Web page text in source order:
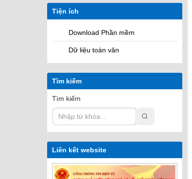
Tiện ích
Download Phần mềm
Dữ liệu toàn văn
Tìm kiếm
Tìm kiếm
Liên kết website